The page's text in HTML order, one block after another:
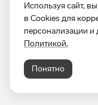
Используя сайт,
в Cookies для
персонализации и
Политикой.
Понятно